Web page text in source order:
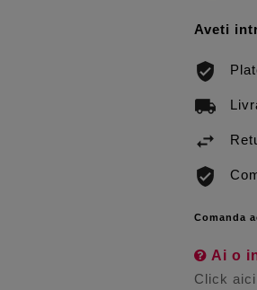
Aveti
Comanda
Ai o
Click